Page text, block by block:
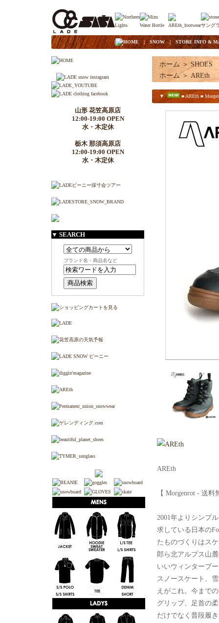
| HOME|SNOW| STORE INFO &
山形 花笠高原店
12:00-19:00 OPEN
水・木定休
栃木 那須高原店
12:00-19:00 OPEN
水・木定休
▼ SEARCH
ブランド名・商品名など
ホーム ＞ SHOES
ホーム ＞ AREth
▼ ■ AREth ■
AREth
【 Morgenrot - 送
2001年よりシンプ
求している日本の
たものづくりはス
郎ら北アルプス山
いいウィンターブ
スノースケート、
えがこれ。今まで
グリップ、足首の
だけでなく普段履